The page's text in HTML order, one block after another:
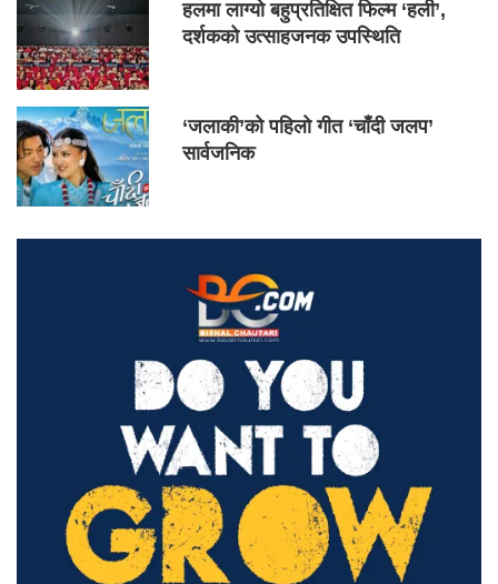
हलमा लाग्यो बहुप्रतिक्षित फिल्म ‘हली’,
दर्शकको उत्साहजनक उपस्थिति
‘जलाकी’को पहिलो गीत ‘चाँदी जलप’
सार्वजनिक